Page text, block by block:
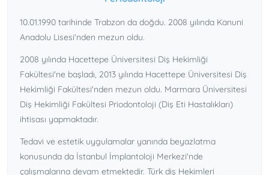
10.01.1990 tarihinde Trabzon da doğdu. 2008 yılında Kanuni
Anadolu Lisesi'nden mezun oldu.
2008 yılında Hacettepe Üniversitesi Diş Hekimliği
Fakültesi'ne başladı, 2013 yılında Hacettepe Üniversitesi Diş
Hekimliği Fakültesi'nden mezun oldu. Marmara Üniversitesi
Diş Hekimliği Fakültesi Priodontoloji (Diş Eti Hastalıkları)
ihtisası yapmaktadır.
Tedavi ve estetik uygulamalar yanında beyazlatma
konusunda da İstanbul İmplantoloji Merkezi'nde
çalışmalarına devam etmektedir. Türk diş Hekimleri